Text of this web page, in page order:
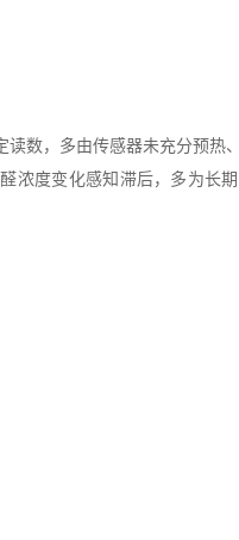
数，多由传感器未充分预热
度变化感知滞后，多为长